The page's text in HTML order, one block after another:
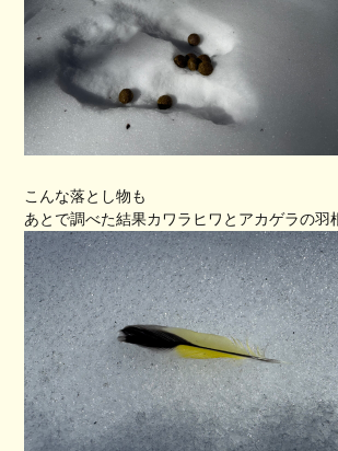
こんな落とし物も
あとで調べた結果カワラヒワとアカゲラの羽